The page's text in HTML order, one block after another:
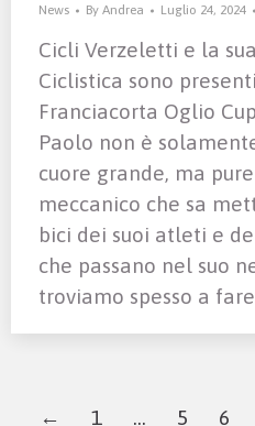
News By Andrea Luglio 24, 2024
Cicli Verzeletti e la
Ciclistica sono
Franciacorta Oglio
Paolo non è
cuore grande, ma
meccanico che sa
bici dei suoi atleti e
che passano nel suo
troviamo spesso a
← 1 … 5 6